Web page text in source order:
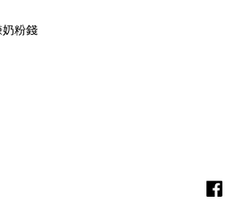
粉錢